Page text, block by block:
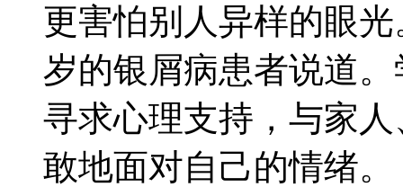
更害怕别人异样的眼
岁的银屑病患者说道
寻求心理支持，与家
敢地面对自己的情绪。